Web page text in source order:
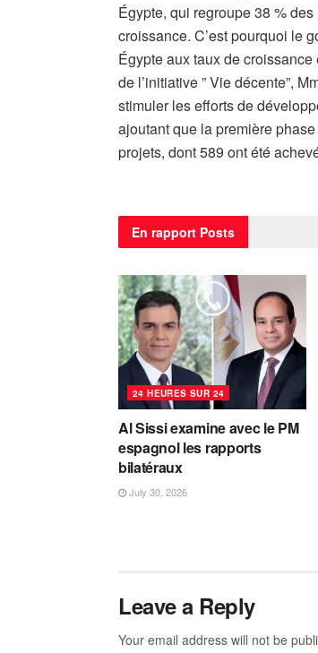
Égypte, qui regroupe 38 %
croissance. C’est pourquoi le
Égypte aux taux de
de l’initiative ” Vie décente”,
stimuler les efforts de
ajoutant que la première
projets, dont 589 ont été
En rapport Posts
24 HEURES SUR 24
Al Sissi examine avec le PM
espagnol les rapports
bilatéraux
July 30, 2026
Leave a Reply
Your email address will not be